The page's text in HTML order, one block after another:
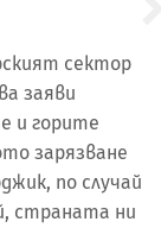
сектор
заяви
и горите
зарязване
по случай
страната ни